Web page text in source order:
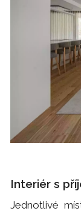
Interiér s
Jednotlivé